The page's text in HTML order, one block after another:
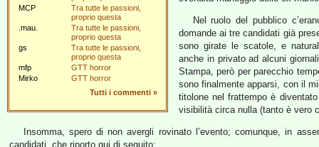
MCP
Tra tutte le passioni,
proprio questa
.mau.
Tra tutte le passioni,
proprio questa
gs
Tra tutte le passioni,
proprio questa
mfp
GTT horror
Mirko
GTT horror
Tutti i commenti »
Nel ruolo del pubblico
domande ai tre candidati già
sono girate le scatole, e
anche in privato ad alcuni
Stampa, però per parecchio
sono finalmente apparsi, con il
titolone nel frattempo è
visibilità circa nulla (tanto è vero
Insomma, spero di non avergli rovinato l’evento; comunque, in
candidati, che riporto qui di seguito: